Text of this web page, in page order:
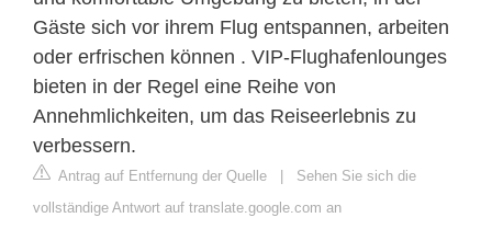
Gäste sich vor ihrem Flug entspannen, arbeiten
oder erfrischen können . VIP-Flughafenlounges
bieten in der Regel eine Reihe von
Annehmlichkeiten, um das Reiseerlebnis zu
verbessern.
Antrag auf Entfernung der Quelle | Sehen Sie sich die
vollständige Antwort auf translate.google.com an